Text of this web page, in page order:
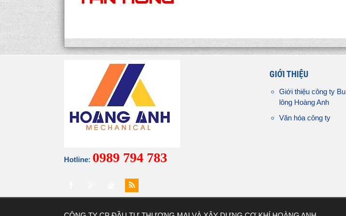
Hotline: 0989 794 783
GIỚI THIỆU
Giới thiệu công ty Bu
lông Hoàng Anh
Văn hóa công ty